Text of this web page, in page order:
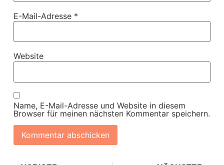
E-Mail-Adresse *
Website
Name, E-Mail-Adresse und Website in diesem
Browser für meinen nächsten Kommentar speichern.